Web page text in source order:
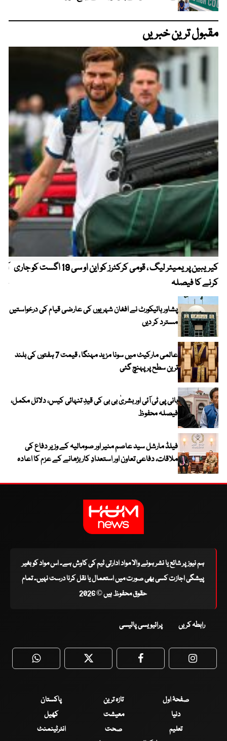
مقبول ترین خبریں
کیریبین پریمیئر لیگ ، قومی کرکٹرز کو این او سی 19 اگست کو جاری
کرنے کا فیصلہ
پشاور ہائیکورٹ نے افغان شہریوں کی عارضی قیام کی درخواستیں
مسترد کر دیں
عالمی مارکیٹ میں سونا مزید مہنگا ، قیمت 7 ہفتوں کی بلند
ترین سطح پر پہنچ گئی
بانی پی ٹی آئی اور بشریٰ بی بی کی قیدِ تنہائی کیس، دلائل مکمل،
فیصلہ محفوظ
فیلڈ مارشل سید عاصم منیر اور صومالیہ کے وزیر دفاع کی
ملاقات، دفاعی تعاون اور استعدادِ کار بڑھانے کے عزم کا اعادہ
ہم نیوز پر شائع یا نشر ہونے والا مواد ادارتی ٹیم کی کاوش ہے۔ اس مواد کو بغیر
پیشگی اجازت کسی بھی صورت میں استعمال یا نقل کرنا درست نہیں۔ تمام
حقوق محفوظ ہیں © 2026
رابطہ کریں پرائیویسی پالیسی
WhatsApp Twitter Facebook
صفحۂ اول تازہ ترین
پاکستان
دنیا
معیشت
کھیل
تعلیم
صحت
انٹرٹینمنٹ